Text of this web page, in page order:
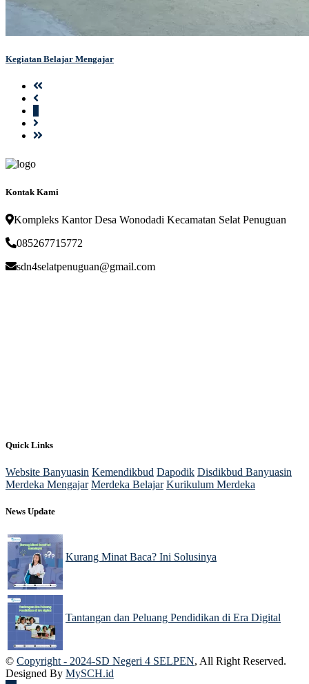
Kegiatan Belajar Mengajar
Kontak Kami
Kompleks Kantor Desa Wonodadi Kecamatan Selat Penuguan
085267715772
sdn4selatpenuguan@gmail.com
Quick Links
Website Banyuasin Kemendikbud Dapodik Disdikbud Banyuasin
Merdeka Mengajar Merdeka Belajar Kurikulum Merdeka
News Update
Kurang Minat Baca? Ini Solusinya
Tantangan dan Peluang Pendidikan di Era Digital
© Copyright - 2024-SD Negeri 4 SELPEN, All Right Reserved.
Designed By MySCH.id